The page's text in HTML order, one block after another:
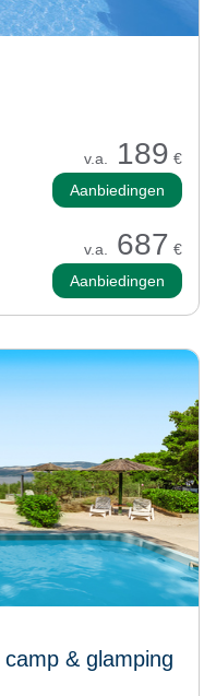
v.a. 189 €
Aanbiedingen
v.a. 687 €
Aanbiedingen
& glamping